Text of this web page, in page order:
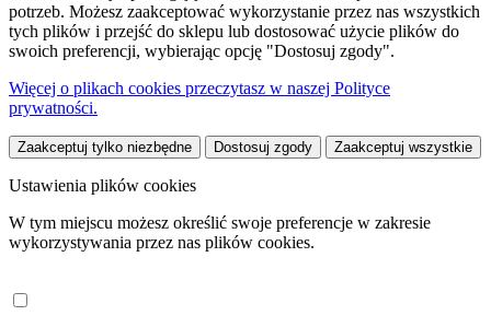
potrzeb. Możesz zaakceptować wykorzystanie przez nas wszystkich
tych plików i przejść do sklepu lub dostosować użycie plików do
swoich preferencji, wybierając opcję "Dostosuj zgody".
Więcej o plikach cookies przeczytasz w naszej Polityce
prywatności.
Zaakceptuj tylko niezbędne Dostosuj zgody Zaakceptuj wszystkie
Ustawienia plików cookies
W tym miejscu możesz określić swoje preferencje w zakresie
wykorzystywania przez nas plików cookies.